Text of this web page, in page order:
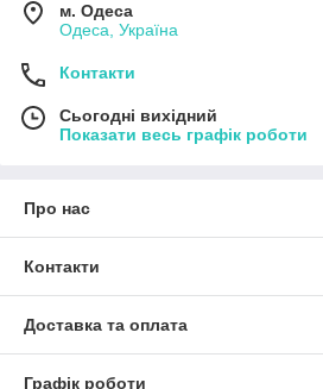
м. Одеса
Одеса, Україна
Контакти
Сьогодні вихідний
Показати весь графік роботи
Про нас
Контакти
Доставка та оплата
Графік роботи